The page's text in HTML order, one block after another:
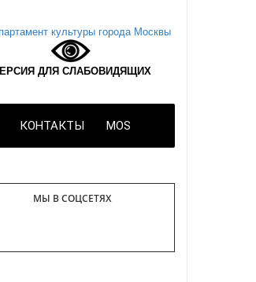
ДЛЯ СЛАБОВИДЯЩИХ
КОНТАКТЫ MOS
МЫ В СОЦСЕТЯХ